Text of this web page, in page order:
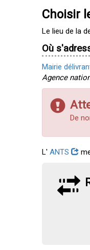
Choisir
Le lieu de la
Où
Mairie
Agence
De
L'ANTS